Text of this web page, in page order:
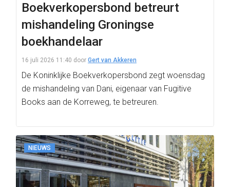
Boekverkopersbond betreurt
mishandeling Groningse
boekhandelaar
16 juli 2026 11:40 door Gert van Akkeren
De Koninklijke Boekverkopersbond zegt woensdag
de mishandeling van Dani, eigenaar van Fugitive
Books aan de Korreweg, te betreuren.
NIEUWS